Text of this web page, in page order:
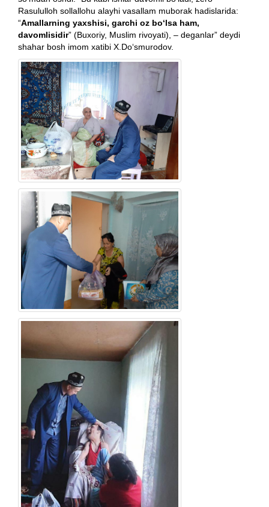
Rasululloh sollallohu alayhi vasallam muborak hadislarida:
“Amallarning yaxshisi, garchi oz bo‘lsa ham,
davomlisidir” (Buxoriy, Muslim rivoyati), – deganlar” deydi
shahar bosh imom xatibi X.Do‘smurodov.